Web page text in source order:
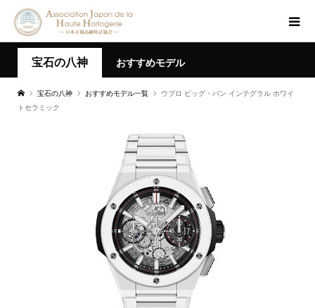
宝石の八神 おすすめモデル
宝石の八神 おすすめモデル一覧
ウブロ ビッグ・バン インテグラル ホワイ
トセラミック